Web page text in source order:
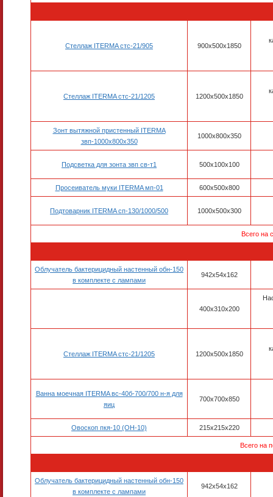
Стеллаж ITERMA стс-21/905 900x500x1850
Стеллаж ITERMA стс-21/1205 1200x500x1850
Зонт вытяжной пристенный ITERMA
звп-1000х800х350
1000x800x350
Подсветка для зонта звп св-т1 500x100x100
Просеиватель муки ITERMA мп-01 600x500x800
Подтоварник ITERMA сп-130/1000/500 1000x500x300
Всего на
Облучатель бактерицидный настенный обн-150
в комплекте с лампами
942x54x162
400x310x200
Стеллаж ITERMA стс-21/1205 1200x500x1850
Ванна моечная ITERMA вс-40б-700/700 н-я для
яиц
700x700x850
Овоскоп пкя-10 (ОН-10) 215х215х220
Всего на
Облучатель бактерицидный настенный обн-150
в комплекте с лампами
942х54х162